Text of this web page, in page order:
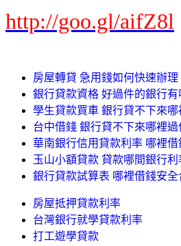
http://goo.gl/aifZ8l
房屋轉貸 急用錢如何快速辦理
銀行貸款資格 好過件的銀行有
學生貸款買車 銀行貸不下來
台中借錢 銀行貸不下來哪裡
華南銀行信用貸款利率 哪裡
玉山小額貸款 貸款哪間銀行
銀行貸款試算表 哪裡借錢安
房屋抵押貸款利率
台灣銀行就學貸款利率
打工遊學貸款